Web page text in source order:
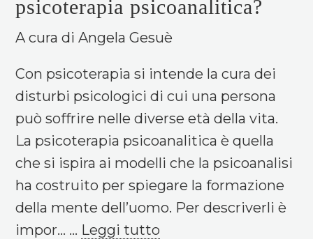
psicoterapia psicoanalitica?
A cura di Angela Gesuè
Con psicoterapia si intende la cura dei
disturbi psicologici di cui una persona
può soffrire nelle diverse età della vita.
La psicoterapia psicoanalitica è quella
che si ispira ai modelli che la psicoanalisi
ha costruito per spiegare la formazione
della mente dell’uomo. Per descriverli è
impor... ... Leggi tutto